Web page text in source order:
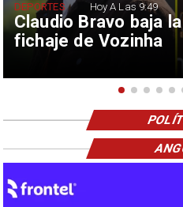
Claudio Bravo baja
fichaje de Vozinha
DEPORTES Hoy A Las 9:49